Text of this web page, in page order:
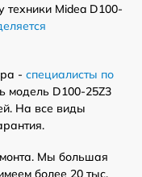
техники Midea D100-
- специалисты по
модель D100-25Z3
На все виды
Мы большая
более 20 тыс.